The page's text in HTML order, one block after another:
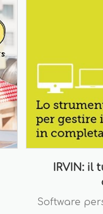
IRVIN: il
Software